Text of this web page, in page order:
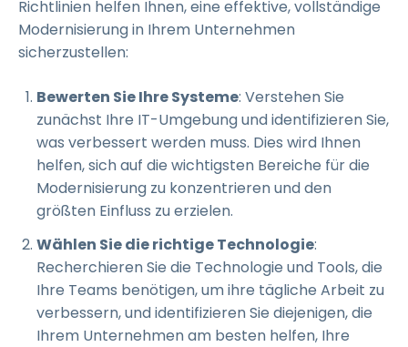
Richtlinien helfen Ihnen, eine effektive, vollständige
Modernisierung in Ihrem Unternehmen
sicherzustellen:
Bewerten Sie Ihre Systeme: Verstehen Sie
zunächst Ihre IT-Umgebung und identifizieren Sie,
was verbessert werden muss. Dies wird Ihnen
helfen, sich auf die wichtigsten Bereiche für die
Modernisierung zu konzentrieren und den
größten Einfluss zu erzielen.
Wählen Sie die richtige Technologie:
Recherchieren Sie die Technologie und Tools, die
Ihre Teams benötigen, um ihre tägliche Arbeit zu
verbessern, und identifizieren Sie diejenigen, die
Ihrem Unternehmen am besten helfen, Ihre